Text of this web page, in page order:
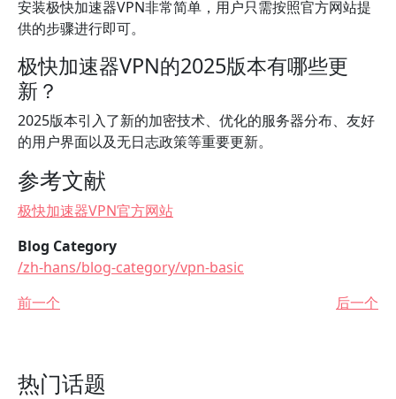
安装极快加速器VPN非常简单，用户只需按照官方网站提
供的步骤进行即可。
极快加速器VPN的2025版本有哪些更
新？
2025版本引入了新的加密技术、优化的服务器分布、友好
的用户界面以及无日志政策等重要更新。
参考文献
极快加速器VPN官方网站
Blog Category
/zh-hans/blog-category/vpn-basic
前一个
后一个
热门话题